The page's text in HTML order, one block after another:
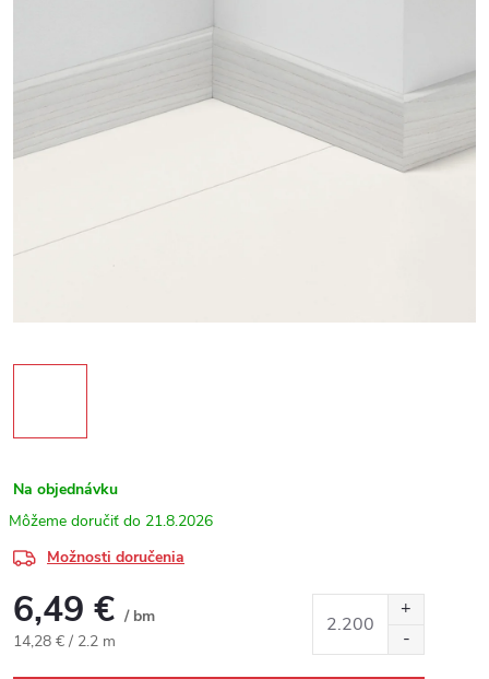
Na objednávku
21.8.2026
Možnosti doručenia
6,49 € / bm
Jednotková cena:
14,28 € / 2.2 m